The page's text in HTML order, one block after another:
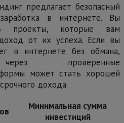
предлагает безопасный
в интернете. Вы
проекты, которые вам
от их успеха. Если вы
в интернете без обмана,
проверенные
может стать хорошей
дохода.
Минимальная сумма
инвестиций